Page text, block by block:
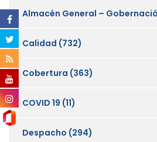
Almacén General –
Calidad (732)
Cobertura (363)
COVID 19 (11)
Despacho (294)